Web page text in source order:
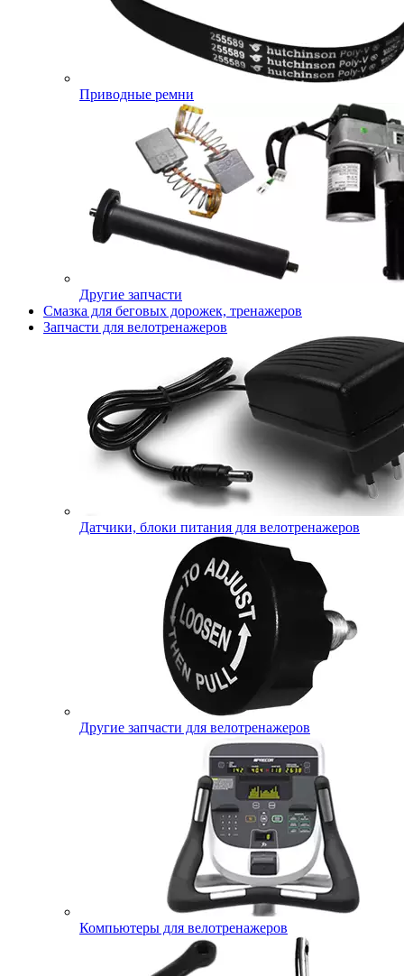
Приводные ремни
Другие запчасти
Смазка для беговых дорожек, тренажеров
Запчасти для велотренажеров
Датчики, блоки питания для велотренажеров
Другие запчасти для велотренажеров
Компьютеры для велотренажеров